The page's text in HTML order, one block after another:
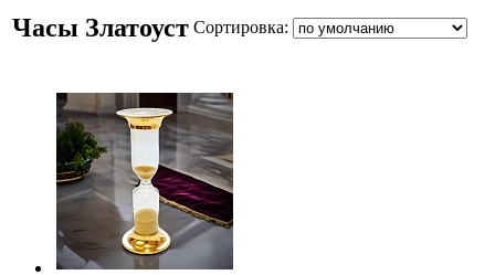
Часы Златоуст Сортировка: